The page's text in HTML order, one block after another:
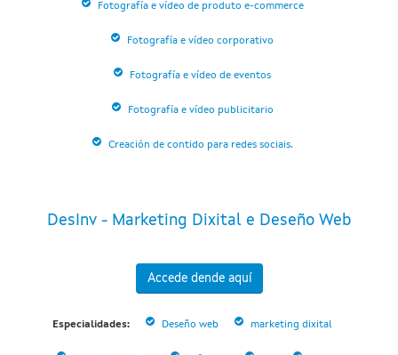
Fotografía e vídeo de produto e-commerce
Fotografía e vídeo corporativo
Fotografía e vídeo de eventos
Fotografía e vídeo publicitario
Creación de contido para redes sociais.
DesInv - Marketing Dixital e Deseño Web
Accede dende aquí
Especialidades: Deseño web marketing dixital